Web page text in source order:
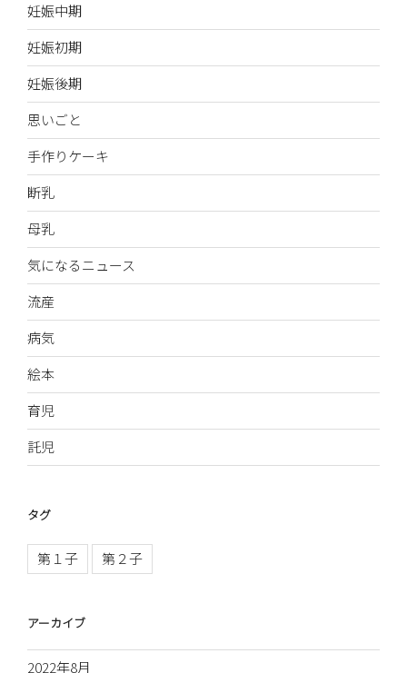
妊娠中期
妊娠初期
妊娠後期
思いごと
手作りケーキ
断乳
母乳
気になるニュース
流産
病気
絵本
育児
託児
タグ
第１子 第２子
アーカイブ
2022年8月